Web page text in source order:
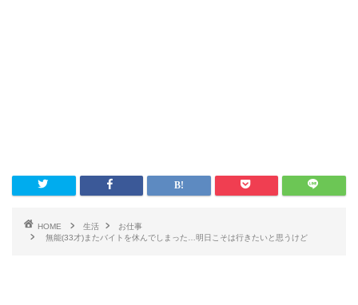
HOME 生活
お仕事
無能(33才)またバイトを休んでしまった…明日こそは行きたいと思うけど